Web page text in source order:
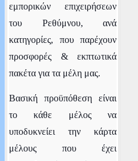
εμπορικών επιχειρήσεων
του Ρεθύμνου, ανά
κατηγορίες, που παρέχουν
προσφορές & εκπτωτικά
πακέτα για τα μέλη μας.
Βασική προϋπόθεση είναι
το κάθε μέλος να
υποδυκνείει την κάρτα
μέλους που έχει